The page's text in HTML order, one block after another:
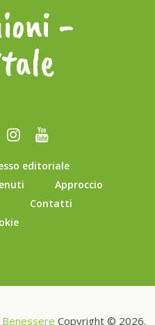
-
editoriale
Approccio
Contatti
Copyright © 2026.